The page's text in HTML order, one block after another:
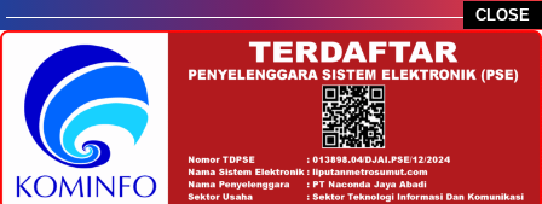
CLOSE
HOME INFO IKLAN
DISCLAIMER
HUBUNGI KAMI
REDAKSI
COPYRIGHT © 2025 LIPUTANMETROSUMUT.COM - ALL RIGHTS RESERVED